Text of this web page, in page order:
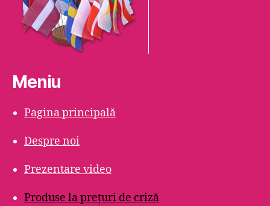
Meniu
Pagina principală
Despre noi
Prezentare video
Produse la prețuri de criză